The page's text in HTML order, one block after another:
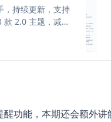
，持续更新，支持
2.0 主题，减少
功能，本期还会额外